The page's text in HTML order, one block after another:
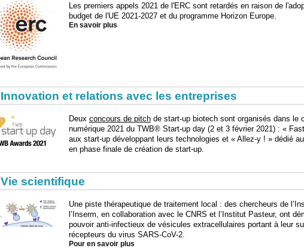
Les premiers appels 2021 de l'ERC sont retardés en raison de
budget de l'UE 2021-2027 et du programme Horizon Europe.
En savoir plus
Innovation et relations avec les entreprises
Deux concours de pitch de start-up biotech sont organisés dans le
numérique 2021 du TWB® Start-up day (2 et 3 février 2021) : «
aux start-up développant leurs technologies et « Allez-y ! » dédié
en phase finale de création de start-up.
Vie scientifique
Une piste thérapeutique de traitement local : des chercheurs de
l’Inserm, en collaboration avec le CNRS et l’Institut Pasteur, ont
pouvoir anti-infectieux de vésicules extracellulaires portant à leur
récepteurs du virus SARS-CoV-2.
Pour en savoir plus